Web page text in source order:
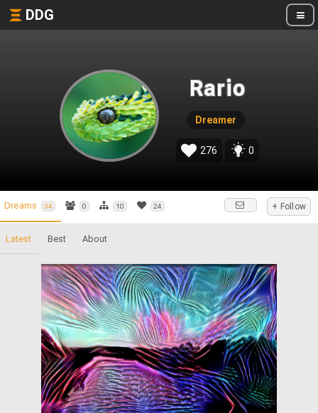
DDG
Rario
Dreamer
276 0
Dreams 34 0 10 24 + Follow
Latest Best About